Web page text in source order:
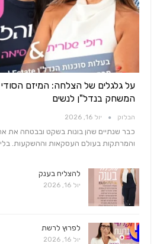
על גלגלים של הצלחה: המיזם
המשחק בנדל"ן לנשים
הבלוק יול 16, 2026
כבר שנתיים שהן בונות בשקט ובבטחה את
והמרתקות בעולם העסקאות וההשקעות.
להצליח בענק
יול 16, 2026
לפרוץ לרשת
יול 16, 2026